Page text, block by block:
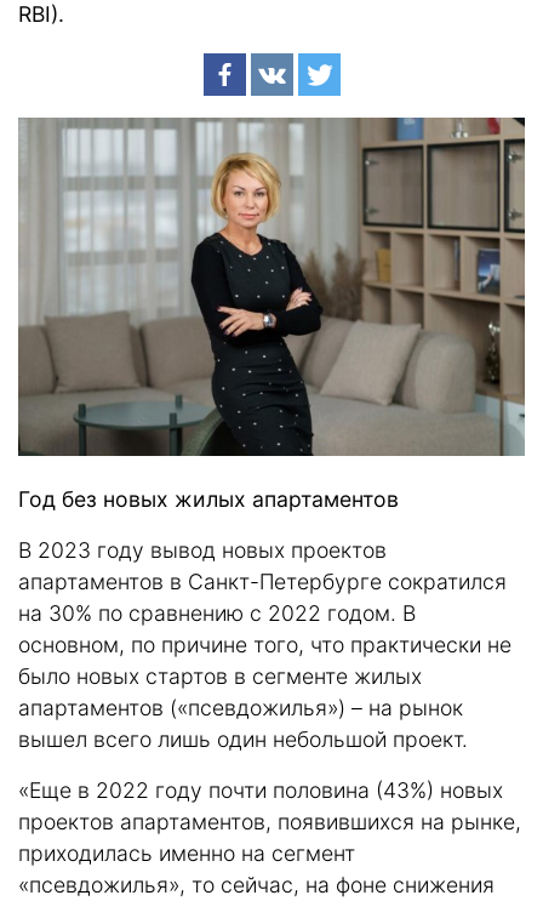
RBI).
Год без новых жилых апартаментов
В 2023 году вывод новых проектов
апартаментов в Санкт-Петербурге сократился
на 30% по сравнению с 2022 годом. В
основном, по причине того, что практически не
было новых стартов в сегменте жилых
апартаментов («псевдожилья») – на рынок
вышел всего лишь один небольшой проект.
«Еще в 2022 году почти половина (43%) новых
проектов апартаментов, появившихся на рынке,
приходилась именно на сегмент
«псевдожилья», то сейчас, на фоне снижения